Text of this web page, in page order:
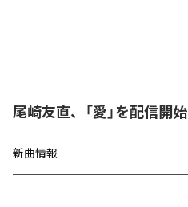
尾崎友直、「愛」を配信開始
新曲情報